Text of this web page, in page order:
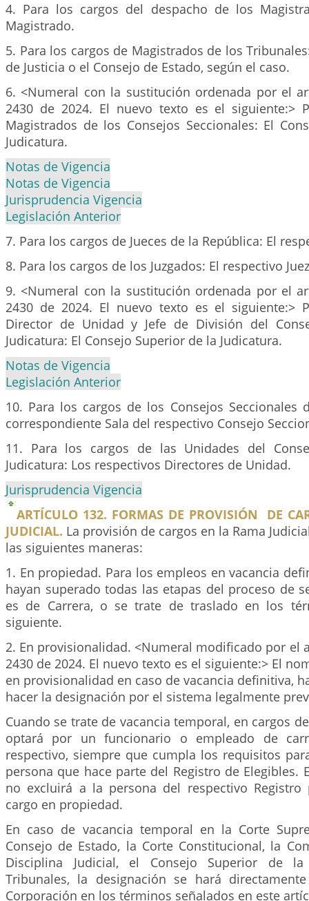
4. Para los cargos del despacho de los
Magistrado.
5. Para los cargos de Magistrados de los
de Justicia o el Consejo de Estado, según el caso.
6. <Numeral con la sustitución ordenada por el
2430 de 2024. El nuevo texto es el siguiente:>
Magistrados de los Consejos Seccionales: El
Judicatura.
Notas de Vigencia
Notas de Vigencia
Jurisprudencia Vigencia
Legislación Anterior
7. Para los cargos de Jueces de la República: El
8. Para los cargos de los Juzgados: El respectivo
9. <Numeral con la sustitución ordenada por el
2430 de 2024. El nuevo texto es el siguiente:>
Director de Unidad y Jefe de División del
Judicatura: El Consejo Superior de la Judicatura.
Notas de Vigencia
Legislación Anterior
10. Para los cargos de los Consejos Seccionales
correspondiente Sala del respectivo Consejo
11. Para los cargos de las Unidades del
Judicatura: Los respectivos Directores de Unidad.
Jurisprudencia Vigencia
ARTÍCULO 132. FORMAS DE PROVISIÓN DE
JUDICIAL. La provisión de cargos en la Rama
las siguientes maneras:
1. En propiedad. Para los empleos en vacancia
hayan superado todas las etapas del proceso de
es de Carrera, o se trate de traslado en los
siguiente.
2. En provisionalidad. <Numeral modificado por el
2430 de 2024. El nuevo texto es el siguiente:> El
en provisionalidad en caso de vacancia definitiva,
hacer la designación por el sistema legalmente
Cuando se trate de vacancia temporal, en cargos
optará por un funcionario o empleado de
respectivo, siempre que cumpla los requisitos
persona que hace parte del Registro de Elegibles.
no excluirá a la persona del respectivo
cargo en propiedad.
En caso de vacancia temporal en la Corte
Consejo de Estado, la Corte Constitucional, la
Disciplina Judicial, el Consejo Superior de
Tribunales, la designación se hará
Corporación en los términos señalados en este